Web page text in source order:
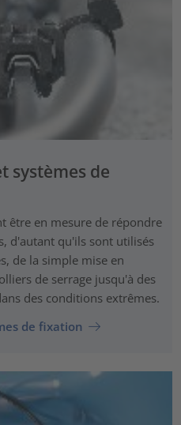
systèmes de
être en mesure de répondre
d'autant qu'ils sont utilisés
de la simple mise en
de serrage jusqu'à des
des conditions extrêmes.
de fixation